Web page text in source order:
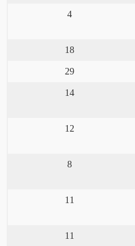
4
18
29
14
12
8
11
11